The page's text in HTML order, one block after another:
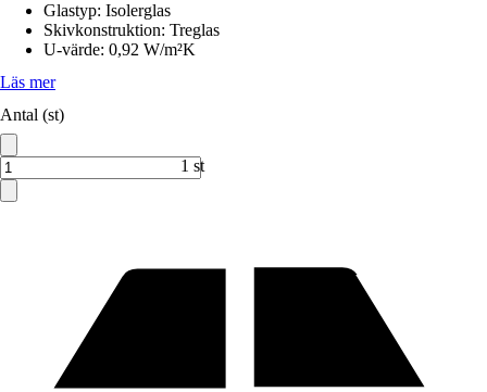
Glastyp: Isolerglas
Skivkonstruktion: Treglas
U-värde: 0,92 W/m²K
Läs mer
Antal (st)
1 st